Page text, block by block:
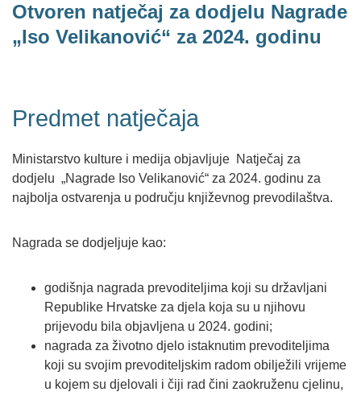
Otvoren natječaj za dodjelu Nagrade
„Iso Velikanović“ za 2024. godinu
Predmet natječaja
Ministarstvo kulture i medija objavljuje Natječaj za
dodjelu „Nagrade Iso Velikanović“ za 2024. godinu za
najbolja ostvarenja u području književnog prevodilaštva.
Nagrada se dodjeljuje kao:
godišnja nagrada prevoditeljima koji su državljani
Republike Hrvatske za djela koja su u njihovu
prijevodu bila objavljena u 2024. godini;
nagrada za životno djelo istaknutim prevoditeljima
koji su svojim prevoditeljskim radom obilježili vrijeme
u kojem su djelovali i čiji rad čini zaokruženu cjelinu,